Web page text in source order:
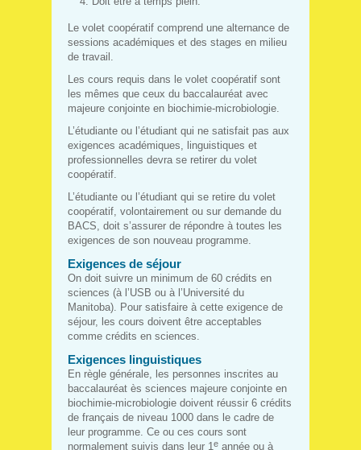
Le volet coopératif comprend une alternance de
sessions académiques et des stages en milieu
de travail.
Les cours requis dans le volet coopératif sont
les mêmes que ceux du baccalauréat avec
majeure conjointe en biochimie-microbiologie.
L’étudiante ou l’étudiant qui ne satisfait pas aux
exigences académiques, linguistiques et
professionnelles devra se retirer du volet
coopératif.
L’étudiante ou l’étudiant qui se retire du volet
coopératif, volontairement ou sur demande du
BACS, doit s’assurer de répondre à toutes les
exigences de son nouveau programme.
Exigences de séjour
On doit suivre un minimum de 60 crédits en
sciences (à l’USB ou à l’Université du
Manitoba). Pour satisfaire à cette exigence de
séjour, les cours doivent être acceptables
comme crédits en sciences.
Exigences linguistiques
En règle générale, les personnes inscrites au
baccalauréat ès sciences majeure conjointe en
biochimie-microbiologie doivent réussir 6 crédits
de français de niveau 1000 dans le cadre de
leur programme. Ce ou ces cours sont
normalement suivis dans leur 1e année ou à